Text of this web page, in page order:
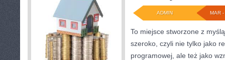
MAR
ADMIN
To miejsce stworzone z
szeroko, czyli nie tylko jako
programowej, ale też jako